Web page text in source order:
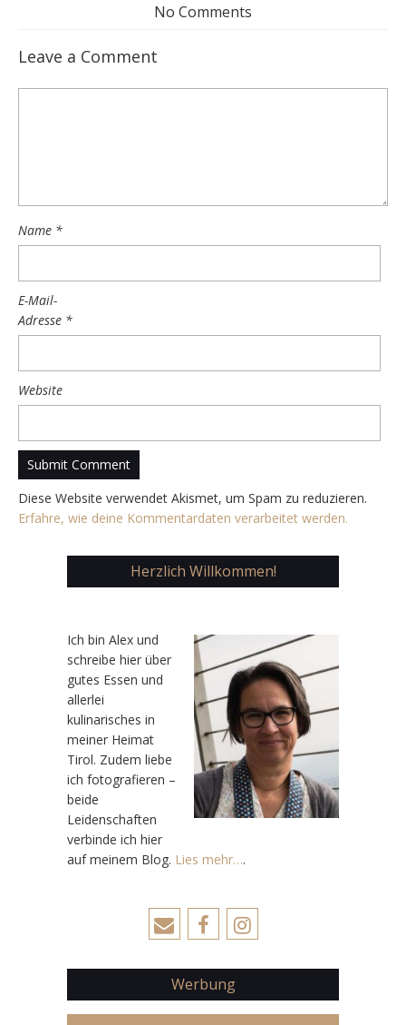
No Comments
Leave a Comment
Name *
E-Mail-
Adresse *
Website
Diese Website verwendet Akismet, um Spam zu reduzieren.
Erfahre, wie deine Kommentardaten verarbeitet werden.
Herzlich Willkommen!
Ich bin Alex und
schreibe hier über
gutes Essen und
allerlei
kulinarisches in
meiner Heimat
Tirol. Zudem liebe
ich fotografieren –
beide
Leidenschaften
verbinde ich hier
auf meinem Blog. Lies mehr….
Werbung